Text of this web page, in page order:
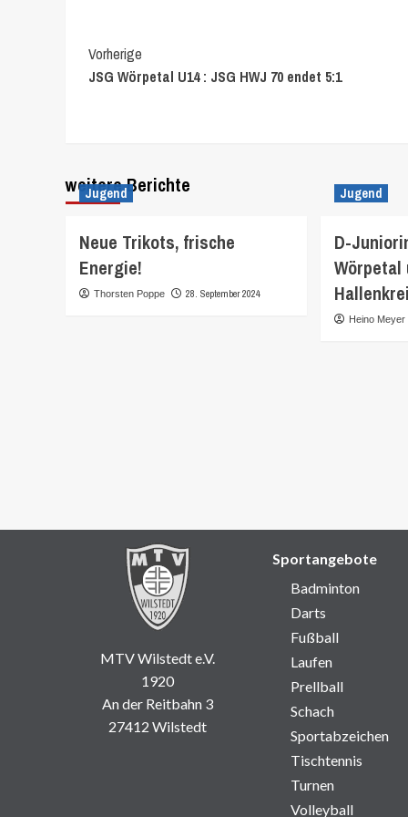
Continue
Reading
Vorherige
JSG Wörpetal U14 : JSG HWJ 70 endet 5:1
weitere Berichte
Jugend
Neue Trikots, frische
Energie!
Thorsten Poppe 28. September 2024
Jugend
D-
Wörpetal
Heino Meyer
MTV Wilstedt e.V.
1920
An der Reitbahn 3
27412 Wilstedt
Sportangebote
Badminton
Darts
Fußball
Laufen
Prellball
Schach
Sportabzeichen
Tischtennis
Turnen
Volleyball